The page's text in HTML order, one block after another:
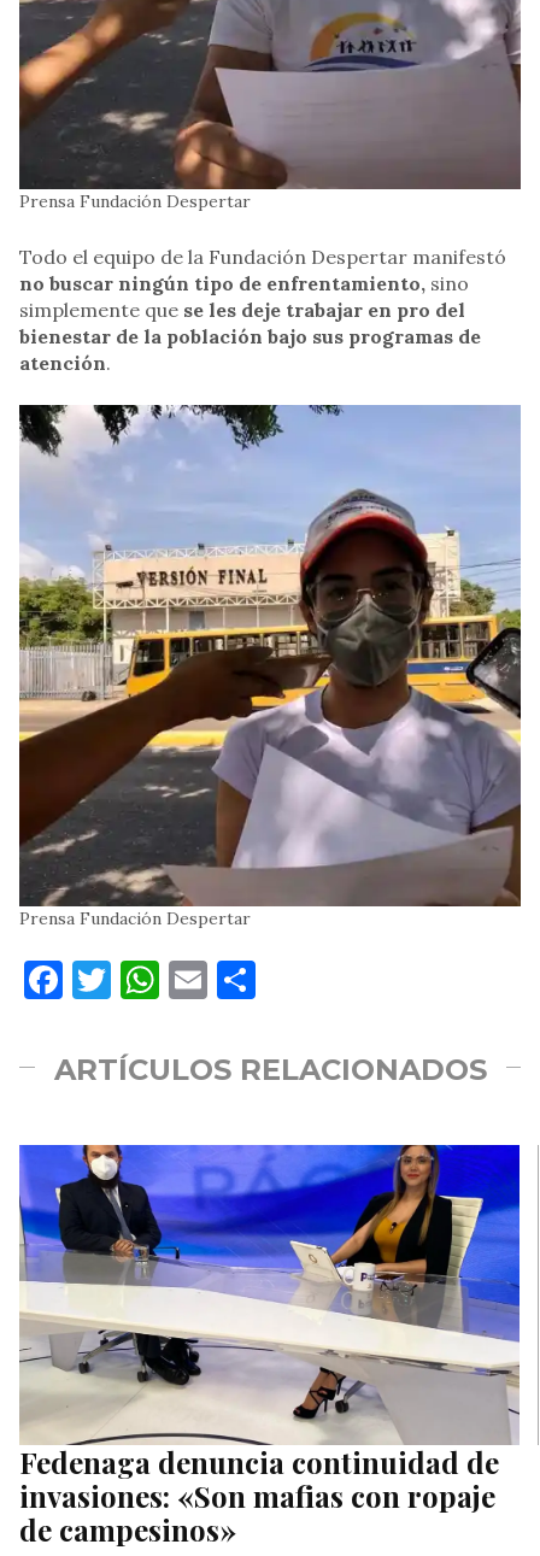
Prensa Fundación Despertar
Todo el equipo de la Fundación Despertar manifestó
no buscar ningún tipo de enfrentamiento, sino
simplemente que se les deje trabajar en pro del
bienestar de la población bajo sus programas de
atención.
Prensa Fundación Despertar
Facebook
Twitter
WhatsApp
Email
ARTÍCULOS RELACIONADOS
Fedenaga denuncia continuidad de
invasiones: «Son mafias con ropaje
de campesinos»